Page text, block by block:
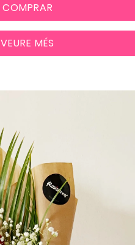
COMPRAR
VEURE MÉS